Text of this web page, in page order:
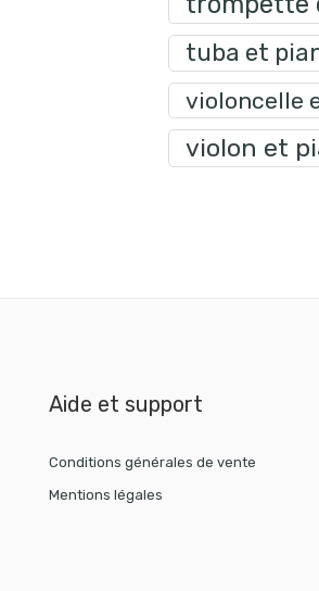
tuba et
violoncelle
violon et
Aide et support
Conditions générales de vente
Mentions légales